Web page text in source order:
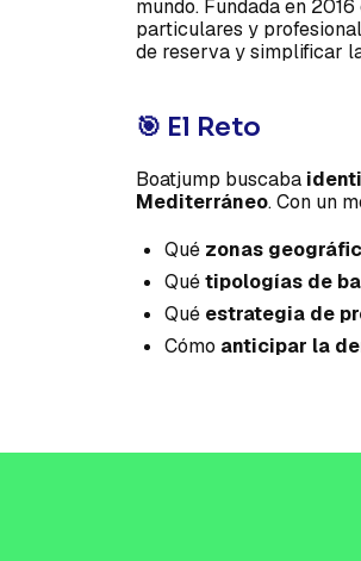
mundo. Fundada en
particulares y
de reserva y simplificar
🎯 El Reto
Boatjump buscaba
Mediterráneo. Con un
Qué zonas
Quétipologías de
Qué estrategia de
Cómo anticipar la